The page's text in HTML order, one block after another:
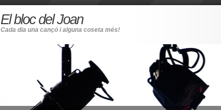
El bloc del Joan
Cada dia una cançó i alguna coseta més!